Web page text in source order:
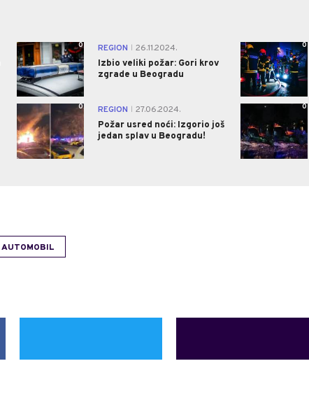
0 REGION
26.11.2024.
Izbio veliki požar: Gori krov
zgrade u Beogradu
0
0 REGION
27.06.2024.
Požar usred noći: Izgorio još
jedan splav u Beogradu!
0
AUTOMOBIL